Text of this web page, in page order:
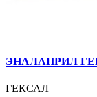
ЭНАЛАПРИЛ
ГЕКСАЛ